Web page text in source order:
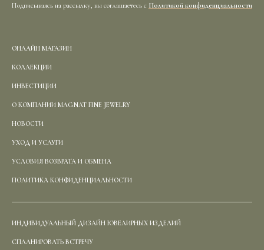
Подписываясь на рассылку, вы соглашаетесь с Политикой конфиденциальности
ОНЛАЙН МАГАЗИН
КОЛЛЕКЦИИ
ИНВЕСТИЦИИ
О КОМПАНИИ MAGNAT FINE JEWELRY
НОВОСТИ
УХОД И УСЛУГИ
УСЛОВИЯ ВОЗВРАТА И ОБМЕНА
ПОЛИТИКА КОНФИДЕНЦИАЛЬНОСТИ
ИНДИВИДУАЛЬНЫЙ ДИЗАЙН ЮВЕЛИРНЫХ ИЗДЕЛИЙ
СПЛАНИРОВАТЬ ВСТРЕЧУ